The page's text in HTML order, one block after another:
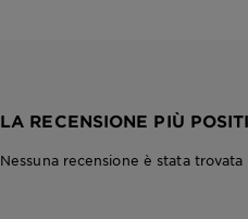
LA RECENSIONE PIÙ
Nessuna recensione è stata trovata